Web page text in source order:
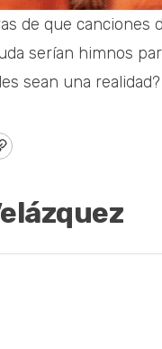
de que canciones
serían himnos
sean una